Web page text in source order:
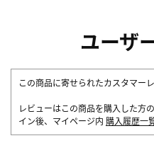
ユーザ
この商品に寄せられたカスタマー
レビューはこの商品を購入した方
イン後、マイページ内 購入履歴一